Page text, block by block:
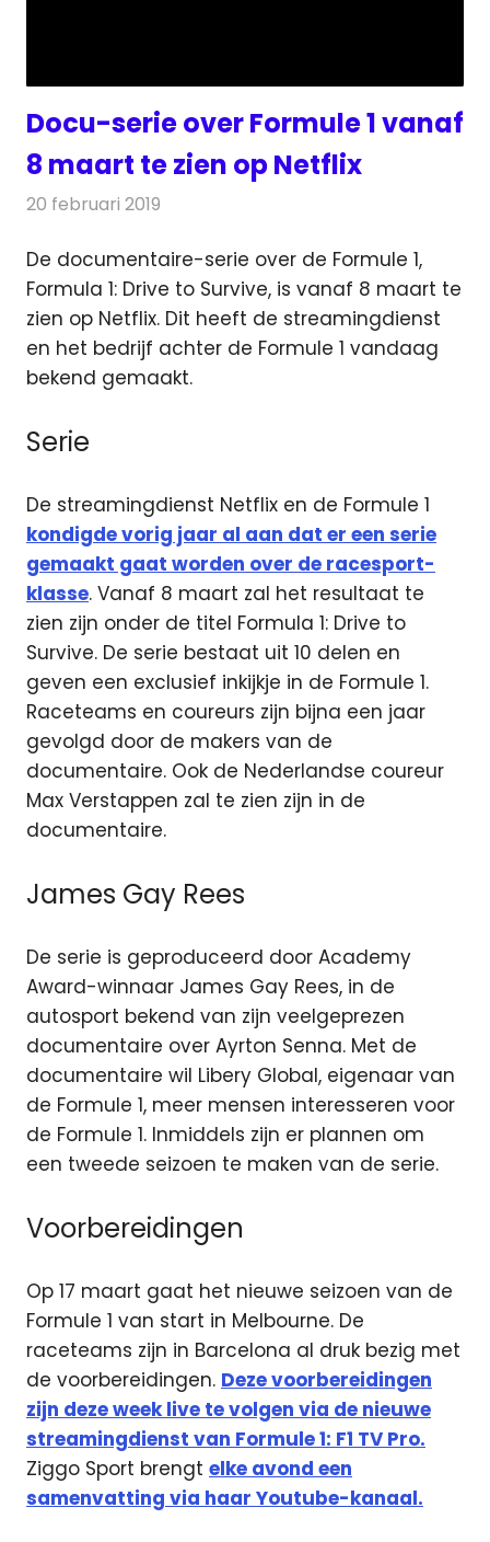
Docu-serie over Formule 1 vanaf
8 maart te zien op Netflix
20 februari 2019
De documentaire-serie over de Formule 1,
Formula 1: Drive to Survive, is vanaf 8 maart te
zien op Netflix. Dit heeft de streamingdienst
en het bedrijf achter de Formule 1 vandaag
bekend gemaakt.
Serie
De streamingdienst Netflix en de Formule 1
kondigde vorig jaar al aan dat er een serie
gemaakt gaat worden over de racesport-
klasse. Vanaf 8 maart zal het resultaat te
zien zijn onder de titel Formula 1: Drive to
Survive. De serie bestaat uit 10 delen en
geven een exclusief inkijkje in de Formule 1.
Raceteams en coureurs zijn bijna een jaar
gevolgd door de makers van de
documentaire. Ook de Nederlandse coureur
Max Verstappen zal te zien zijn in de
documentaire.
James Gay Rees
De serie is geproduceerd door Academy
Award-winnaar James Gay Rees, in de
autosport bekend van zijn veelgeprezen
documentaire over Ayrton Senna. Met de
documentaire wil Libery Global, eigenaar van
de Formule 1, meer mensen interesseren voor
de Formule 1. Inmiddels zijn er plannen om
een tweede seizoen te maken van de serie.
Voorbereidingen
Op 17 maart gaat het nieuwe seizoen van de
Formule 1 van start in Melbourne. De
raceteams zijn in Barcelona al druk bezig met
de voorbereidingen. Deze voorbereidingen
zijn deze week live te volgen via de nieuwe
streamingdienst van Formule 1: F1 TV Pro.
Ziggo Sport brengt elke avond een
samenvatting via haar Youtube-kanaal.